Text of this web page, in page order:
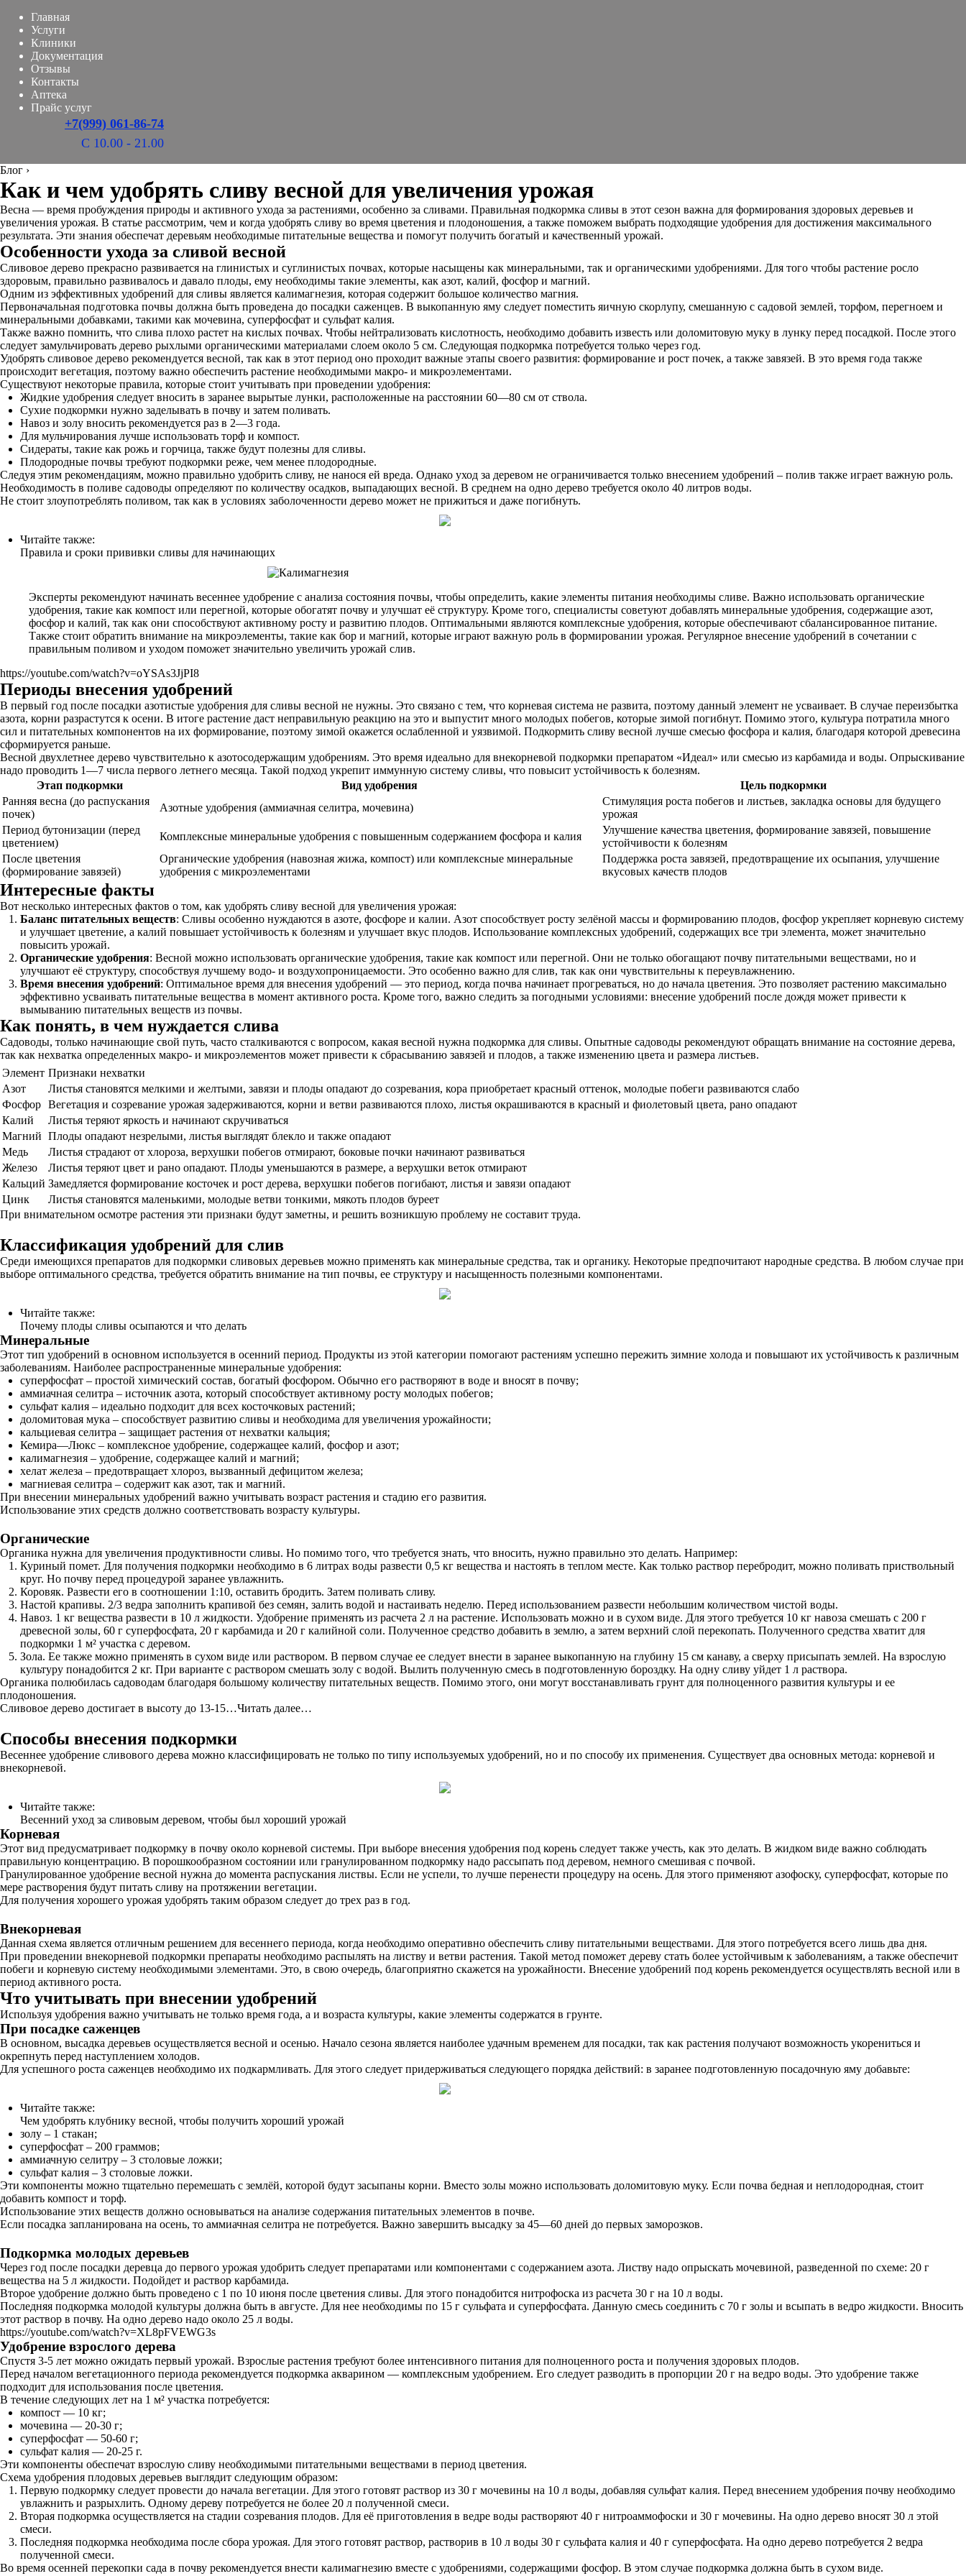
Главная
Услуги
Клиники
Документация
Отзывы
Контакты
Аптека
Прайс услуг
+7(999) 061-86-74
С 10.00 - 21.00
Блог ›
Как и чем удобрять сливу весной для увеличения урожая
Весна — время пробуждения природы и активного ухода за растениями, особенно за сливами. Правильная подкормка сливы в этот сезон важна для формирования здоровых деревьев и
увеличения урожая. В статье рассмотрим, чем и когда удобрять сливу во время цветения и плодоношения, а также поможем выбрать подходящие удобрения для достижения максимального
результата. Эти знания обеспечат деревьям необходимые питательные вещества и помогут получить богатый и качественный урожай.
Особенности ухода за сливой весной
Сливовое дерево прекрасно развивается на глинистых и суглинистых почвах, которые насыщены как минеральными, так и органическими удобрениями. Для того чтобы растение росло
здоровым, правильно развивалось и давало плоды, ему необходимы такие элементы, как азот, калий, фосфор и магний.
Одним из эффективных удобрений для сливы является калимагнезия, которая содержит большое количество магния.
Первоначальная подготовка почвы должна быть проведена до посадки саженцев. В выкопанную яму следует поместить яичную скорлупу, смешанную с садовой землей, торфом, перегноем и
минеральными добавками, такими как мочевина, суперфосфат и сульфат калия.
Также важно помнить, что слива плохо растет на кислых почвах. Чтобы нейтрализовать кислотность, необходимо добавить известь или доломитовую муку в лунку перед посадкой. После этого
следует замульчировать дерево рыхлыми органическими материалами слоем около 5 см. Следующая подкормка потребуется только через год.
Удобрять сливовое дерево рекомендуется весной, так как в этот период оно проходит важные этапы своего развития: формирование и рост почек, а также завязей. В это время года также
происходит вегетация, поэтому важно обеспечить растение необходимыми макро- и микроэлементами.
Существуют некоторые правила, которые стоит учитывать при проведении удобрения:
Жидкие удобрения следует вносить в заранее вырытые лунки, расположенные на расстоянии 60—80 см от ствола.
Сухие подкормки нужно заделывать в почву и затем поливать.
Навоз и золу вносить рекомендуется раз в 2—3 года.
Для мульчирования лучше использовать торф и компост.
Сидераты, такие как рожь и горчица, также будут полезны для сливы.
Плодородные почвы требуют подкормки реже, чем менее плодородные.
Следуя этим рекомендациям, можно правильно удобрить сливу, не нанося ей вреда. Однако уход за деревом не ограничивается только внесением удобрений – полив также играет важную роль.
Необходимость в поливе садоводы определяют по количеству осадков, выпадающих весной. В среднем на одно дерево требуется около 40 литров воды.
Не стоит злоупотреблять поливом, так как в условиях заболоченности дерево может не прижиться и даже погибнуть.
Читайте также:
Правила и сроки прививки сливы для начинающих
Эксперты рекомендуют начинать весеннее удобрение с анализа состояния почвы, чтобы определить, какие элементы питания необходимы сливе. Важно использовать органические
удобрения, такие как компост или перегной, которые обогатят почву и улучшат её структуру. Кроме того, специалисты советуют добавлять минеральные удобрения, содержащие азот,
фосфор и калий, так как они способствуют активному росту и развитию плодов. Оптимальными являются комплексные удобрения, которые обеспечивают сбалансированное питание.
Также стоит обратить внимание на микроэлементы, такие как бор и магний, которые играют важную роль в формировании урожая. Регулярное внесение удобрений в сочетании с
правильным поливом и уходом поможет значительно увеличить урожай слив.
https://youtube.com/watch?v=oYSAs3JjPI8
Периоды внесения удобрений
В первый год после посадки азотистые удобрения для сливы весной не нужны. Это связано с тем, что корневая система не развита, поэтому данный элемент не усваивает. В случае переизбытка
азота, корни разрастутся к осени. В итоге растение даст неправильную реакцию на это и выпустит много молодых побегов, которые зимой погибнут. Помимо этого, культура потратила много
сил и питательных компонентов на их формирование, поэтому зимой окажется ослабленной и уязвимой. Подкормить сливу весной лучше смесью фосфора и калия, благодаря которой древесина
сформируется раньше.
Весной двухлетнее дерево чувствительно к азотосодержащим удобрениям. Это время идеально для внекорневой подкормки препаратом «Идеал» или смесью из карбамида и воды. Опрыскивание
надо проводить 1—7 числа первого летнего месяца. Такой подход укрепит иммунную систему сливы, что повысит устойчивость к болезням.
Этап подкормки
Вид удобрения
Цель подкормки
Ранняя весна (до распускания
почек)
Азотные удобрения (аммиачная селитра, мочевина)
Стимуляция роста побегов и листьев, закладка основы для будущего
урожая
Период бутонизации (перед
цветением)
Комплексные минеральные удобрения с повышенным содержанием фосфора и калия
Улучшение качества цветения, формирование завязей, повышение
устойчивости к болезням
После цветения
(формирование завязей)
Органические удобрения (навозная жижа, компост) или комплексные минеральные
удобрения с микроэлементами
Поддержка роста завязей, предотвращение их осыпания, улучшение
вкусовых качеств плодов
Интересные факты
Вот несколько интересных фактов о том, как удобрять сливу весной для увеличения урожая:
Баланс питательных веществ: Сливы особенно нуждаются в азоте, фосфоре и калии. Азот способствует росту зелёной массы и формированию плодов, фосфор укрепляет корневую систему
и улучшает цветение, а калий повышает устойчивость к болезням и улучшает вкус плодов. Использование комплексных удобрений, содержащих все три элемента, может значительно
повысить урожай.
Органические удобрения: Весной можно использовать органические удобрения, такие как компост или перегной. Они не только обогащают почву питательными веществами, но и
улучшают её структуру, способствуя лучшему водо- и воздухопроницаемости. Это особенно важно для слив, так как они чувствительны к переувлажнению.
Время внесения удобрений: Оптимальное время для внесения удобрений — это период, когда почва начинает прогреваться, но до начала цветения. Это позволяет растению максимально
эффективно усваивать питательные вещества в момент активного роста. Кроме того, важно следить за погодными условиями: внесение удобрений после дождя может привести к
вымыванию питательных веществ из почвы.
Как понять, в чем нуждается слива
Садоводы, только начинающие свой путь, часто сталкиваются с вопросом, какая весной нужна подкормка для сливы. Опытные садоводы рекомендуют обращать внимание на состояние дерева,
так как нехватка определенных макро- и микроэлементов может привести к сбрасыванию завязей и плодов, а также изменению цвета и размера листьев.
Элемент Признаки нехватки
Азот
Листья становятся мелкими и желтыми, завязи и плоды опадают до созревания, кора приобретает красный оттенок, молодые побеги развиваются слабо
Фосфор Вегетация и созревание урожая задерживаются, корни и ветви развиваются плохо, листья окрашиваются в красный и фиолетовый цвета, рано опадают
Калий
Листья теряют яркость и начинают скручиваться
Магний Плоды опадают незрелыми, листья выглядят блекло и также опадают
Медь
Листья страдают от хлороза, верхушки побегов отмирают, боковые почки начинают развиваться
Железо
Листья теряют цвет и рано опадают. Плоды уменьшаются в размере, а верхушки веток отмирают
Кальций Замедляется формирование косточек и рост дерева, верхушки побегов погибают, листья и завязи опадают
Цинк
Листья становятся маленькими, молодые ветви тонкими, мякоть плодов буреет
При внимательном осмотре растения эти признаки будут заметны, и решить возникшую проблему не составит труда.
Классификация удобрений для слив
Среди имеющихся препаратов для подкормки сливовых деревьев можно применять как минеральные средства, так и органику. Некоторые предпочитают народные средства. В любом случае при
выборе оптимального средства, требуется обратить внимание на тип почвы, ее структуру и насыщенность полезными компонентами.
Читайте также:
Почему плоды сливы осыпаются и что делать
Минеральные
Этот тип удобрений в основном используется в осенний период. Продукты из этой категории помогают растениям успешно пережить зимние холода и повышают их устойчивость к различным
заболеваниям. Наиболее распространенные минеральные удобрения:
суперфосфат – простой химический состав, богатый фосфором. Обычно его растворяют в воде и вносят в почву;
аммиачная селитра – источник азота, который способствует активному росту молодых побегов;
сульфат калия – идеально подходит для всех косточковых растений;
доломитовая мука – способствует развитию сливы и необходима для увеличения урожайности;
кальциевая селитра – защищает растения от нехватки кальция;
Кемира—Люкс – комплексное удобрение, содержащее калий, фосфор и азот;
калимагнезия – удобрение, содержащее калий и магний;
хелат железа – предотвращает хлороз, вызванный дефицитом железа;
магниевая селитра – содержит как азот, так и магний.
При внесении минеральных удобрений важно учитывать возраст растения и стадию его развития.
Использование этих средств должно соответствовать возрасту культуры.
Органические
Органика нужна для увеличения продуктивности сливы. Но помимо того, что требуется знать, что вносить, нужно правильно это делать. Например:
Куриный помет. Для получения подкормки необходимо в 6 литрах воды развести 0,5 кг вещества и настоять в теплом месте. Как только раствор перебродит, можно поливать приствольный
круг. Но почву перед процедурой заранее увлажнить.
Коровяк. Развести его в соотношении 1:10, оставить бродить. Затем поливать сливу.
Настой крапивы. 2/3 ведра заполнить крапивой без семян, залить водой и настаивать неделю. Перед использованием развести небольшим количеством чистой воды.
Навоз. 1 кг вещества развести в 10 л жидкости. Удобрение применять из расчета 2 л на растение. Использовать можно и в сухом виде. Для этого требуется 10 кг навоза смешать с 200 г
древесной золы, 60 г суперфосфата, 20 г карбамида и 20 г калийной соли. Полученное средство добавить в землю, а затем верхний слой перекопать. Полученного средства хватит для
подкормки 1 м² участка с деревом.
Зола. Ее также можно применять в сухом виде или раствором. В первом случае ее следует внести в заранее выкопанную на глубину 15 см канаву, а сверху присыпать землей. На взрослую
культуру понадобится 2 кг. При варианте с раствором смешать золу с водой. Вылить полученную смесь в подготовленную бороздку. На одну сливу уйдет 1 л раствора.
Органика полюбилась садоводам благодаря большому количеству питательных веществ. Помимо этого, они могут восстанавливать грунт для полноценного развития культуры и ее
плодоношения.
Сливовое дерево достигает в высоту до 13-15…Читать далее…
Способы внесения подкормки
Весеннее удобрение сливового дерева можно классифицировать не только по типу используемых удобрений, но и по способу их применения. Существует два основных метода: корневой и
внекорневой.
Читайте также:
Весенний уход за сливовым деревом, чтобы был хороший урожай
Корневая
Этот вид предусматривает подкормку в почву около корневой системы. При выборе внесения удобрения под корень следует также учесть, как это делать. В жидком виде важно соблюдать
правильную концентрацию. В порошкообразном состоянии или гранулированном подкормку надо рассыпать под деревом, немного смешивая с почвой.
Гранулированное удобрение весной нужна до момента распускания листвы. Если не успели, то лучше перенести процедуру на осень. Для этого применяют азофоску, суперфосфат, которые по
мере растворения будут питать сливу на протяжении вегетации.
Для получения хорошего урожая удобрять таким образом следует до трех раз в год.
Внекорневая
Данная схема является отличным решением для весеннего периода, когда необходимо оперативно обеспечить сливу питательными веществами. Для этого потребуется всего лишь два дня.
При проведении внекорневой подкормки препараты необходимо распылять на листву и ветви растения. Такой метод поможет дереву стать более устойчивым к заболеваниям, а также обеспечит
побеги и корневую систему необходимыми элементами. Это, в свою очередь, благоприятно скажется на урожайности. Внесение удобрений под корень рекомендуется осуществлять весной или в
период активного роста.
Что учитывать при внесении удобрений
Используя удобрения важно учитывать не только время года, а и возраста культуры, какие элементы содержатся в грунте.
При посадке саженцев
В основном, высадка деревьев осуществляется весной и осенью. Начало сезона является наиболее удачным временем для посадки, так как растения получают возможность укорениться и
окрепнуть перед наступлением холодов.
Для успешного роста саженцев необходимо их подкармливать. Для этого следует придерживаться следующего порядка действий: в заранее подготовленную посадочную яму добавьте:
Читайте также:
Чем удобрять клубнику весной, чтобы получить хороший урожай
золу – 1 стакан;
суперфосфат – 200 граммов;
аммиачную селитру – 3 столовые ложки;
сульфат калия – 3 столовые ложки.
Эти компоненты можно тщательно перемешать с землёй, которой будут засыпаны корни. Вместо золы можно использовать доломитовую муку. Если почва бедная и неплодородная, стоит
добавить компост и торф.
Использование этих веществ должно основываться на анализе содержания питательных элементов в почве.
Если посадка запланирована на осень, то аммиачная селитра не потребуется. Важно завершить высадку за 45—60 дней до первых заморозков.
Подкормка молодых деревьев
Через год после посадки деревца до первого урожая удобрить следует препаратами или компонентами с содержанием азота. Листву надо опрыскать мочевиной, разведенной по схеме: 20 г
вещества на 5 л жидкости. Подойдет и раствор карбамида.
Второе удобрение должно быть проведено с 1 по 10 июня после цветения сливы. Для этого понадобится нитрофоска из расчета 30 г на 10 л воды.
Последняя подкормка молодой культуры должна быть в августе. Для нее необходимы по 15 г сульфата и суперфосфата. Данную смесь соединить с 70 г золы и всыпать в ведро жидкости. Вносить
этот раствор в почву. На одно дерево надо около 25 л воды.
https://youtube.com/watch?v=XL8pFVEWG3s
Удобрение взрослого дерева
Спустя 3-5 лет можно ожидать первый урожай. Взрослые растения требуют более интенсивного питания для полноценного роста и получения здоровых плодов.
Перед началом вегетационного периода рекомендуется подкормка акварином — комплексным удобрением. Его следует разводить в пропорции 20 г на ведро воды. Это удобрение также
подходит для использования после цветения.
В течение следующих лет на 1 м² участка потребуется:
компост — 10 кг;
мочевина — 20-30 г;
суперфосфат — 50-60 г;
сульфат калия — 20-25 г.
Эти компоненты обеспечат взрослую сливу необходимыми питательными веществами в период цветения.
Схема удобрения плодовых деревьев выглядит следующим образом:
Первую подкормку следует провести до начала вегетации. Для этого готовят раствор из 30 г мочевины на 10 л воды, добавляя сульфат калия. Перед внесением удобрения почву необходимо
увлажнить и разрыхлить. Одному дереву потребуется не более 20 л полученной смеси.
Вторая подкормка осуществляется на стадии созревания плодов. Для её приготовления в ведре воды растворяют 40 г нитроаммофоски и 30 г мочевины. На одно дерево вносят 30 л этой
смеси.
Последняя подкормка необходима после сбора урожая. Для этого готовят раствор, растворив в 10 л воды 30 г сульфата калия и 40 г суперфосфата. На одно дерево потребуется 2 ведра
полученной смеси.
Во время осенней перекопки сада в почву рекомендуется внести калимагнезию вместе с удобрениями, содержащими фосфор. В этом случае подкормка должна быть в сухом виде.